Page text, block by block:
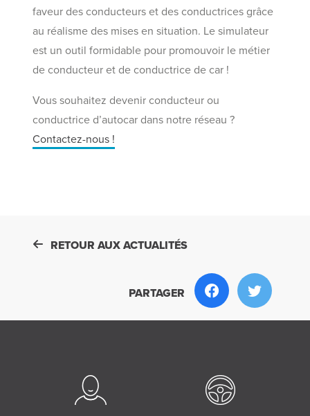
faveur des conducteurs et des conductrices grâce
au réalisme des mises en situation. Le simulateur
est un outil formidable pour promouvoir le métier
de conducteur et de conductrice de car !
Vous souhaitez devenir conducteur ou
conductrice d’autocar dans notre réseau ?
Contactez-nous !
RETOUR AUX ACTUALITÉS
PARTAGER